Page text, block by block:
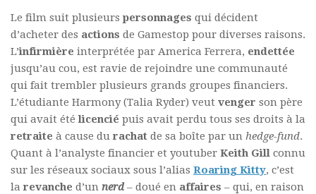
Le film suit plusieurs personnages qui décident
d’acheter des actions de Gamestop pour diverses raisons.
L’infirmière interprétée par America Ferrera, endettée
jusqu’au cou, est ravie de rejoindre une communauté
qui fait trembler plusieurs grands groupes financiers.
L’étudiante Harmony (Talia Ryder) veut venger son père
qui avait étélicencié puis avait perdu tous ses droits à la
retraite à cause durachat de sa boîte par un hedge-fund.
Quant à l’analyste financier et youtuber Keith Gill connu
sur les réseaux sociaux sous l’alias Roaring Kitty, c’est
larevanche d’un nerd – doué en affaires – qui, en raison